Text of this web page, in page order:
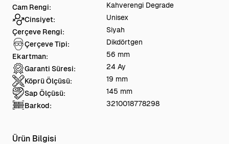
Cam Rengi:
Kahverengi Degrade
Cinsiyet:
Unisex
Çerçeve Rengi:
Siyah
Çerçeve Tipi:
Dikdörtgen
Ekartman:
56 mm
Garanti Süresi:
24 Ay
Köprü Ölçüsü:
19 mm
Sap Ölçüsü:
145 mm
Barkod:
3210018778298
Ürün Bilgisi